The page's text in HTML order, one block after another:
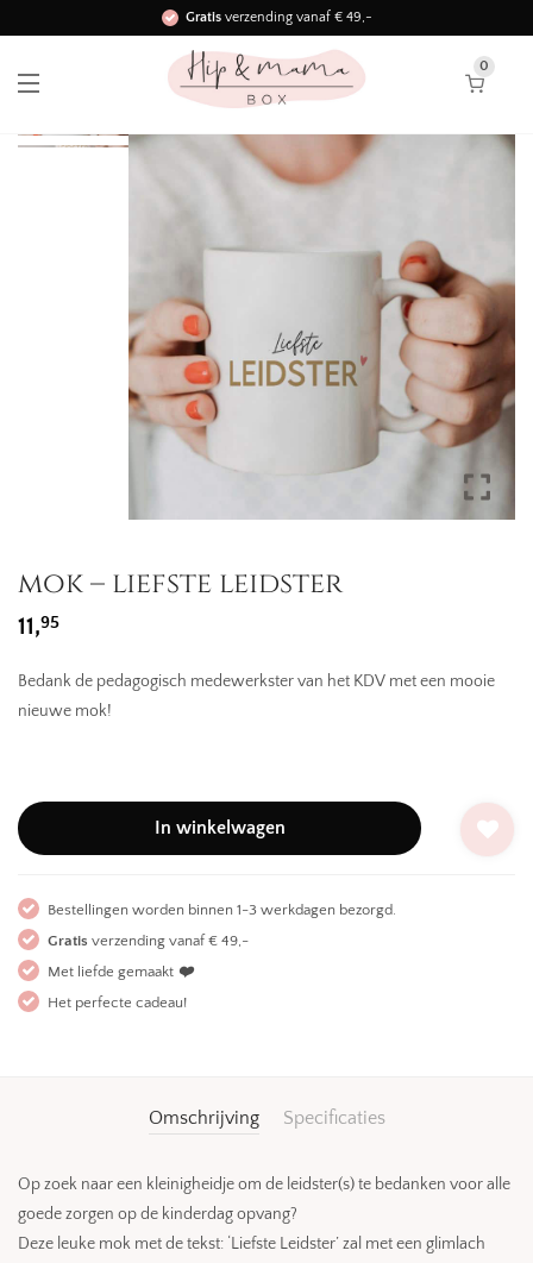
Gratisverzending vanaf € 49,-
Binnen 3 werkdagen in huis!
0
mok – liefste leidster
11,95
Bedank de pedagogisch medewerkster van het KDV met een mooie
nieuwe mok!
In winkelwagen
Bestellingen worden binnen 1-3 werkdagen bezorgd.
Gratis verzending vanaf € 49,-
Met liefde gemaakt ❤️
Het perfecte cadeau!
Omschrijving Specificaties
Op zoek naar een kleinigheidje om de leidster(s) te bedanken voor alle
goede zorgen op de kinderdag opvang?
Deze leuke mok met de tekst: ‘Liefste Leidster’ zal met een glimlach